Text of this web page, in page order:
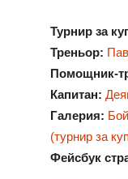
Турнир за
Треньор:
Помощник-
Капитан:
Галерия:
(турнир за
Фейсбук